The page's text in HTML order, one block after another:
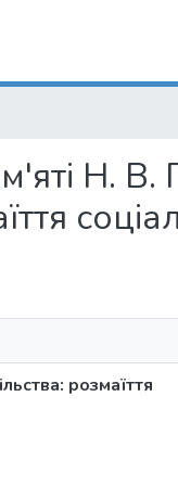
Н. В.
розмаїття